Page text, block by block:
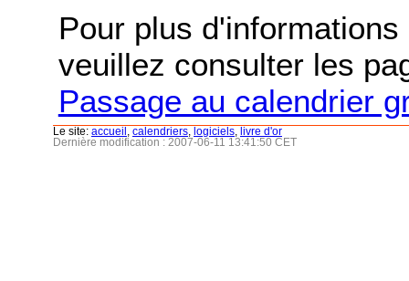
Pour plus
veuillez consulter les
Passage au calendrier
Le site: accueil calendriers logiciels
livre d'or
Dernière modification : 2007-06-11 13:41:50 CET